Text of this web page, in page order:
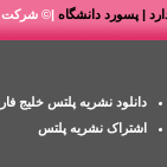
| پسورد دانشگاه |© شرکت
دانلود نشریه پلتس خلیج
اشتراک نشریه پلتس